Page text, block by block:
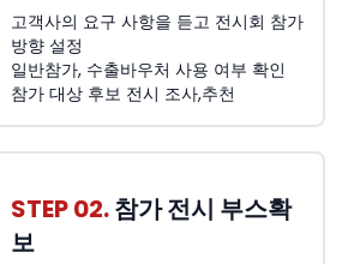
고객사의 요구 사항을 듣고 전시회 참가
방향 설정
일반참가, 수출바우처 사용 여부 확인
참가 대상 후보 전시 조사,추천
STEP 02.참가 전시 부스확
보